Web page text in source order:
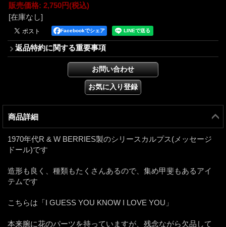
販売価格: 2,750円(税込)
[在庫なし]
Facebookでシェア
返品特約に関する重要事項
商品詳細
1970年代R & W BERRIES製のシリースカルプス(メッセージ
ドール)です
造形も良く、種類もたくさんあるので、集め甲斐もあるアイ
テムです
こちらは「I GUESS YOU KNOW I LOVE YOU」
本来腕に花のパーツを持っていますが、残念ながら欠品して